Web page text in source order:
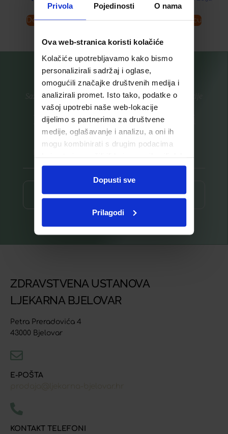
Privola Pojedinosti O nama
Ova web-stranica koristi kolačiće
Kolačiće upotrebljavamo kako bismo
personalizirali sadržaj i oglase,
omogućili značajke društvenih medija i
analizirali promet. Isto tako, podatke o
vašoj upotrebi naše web-lokacije
dijelimo s partnerima za društvene
medije, oglašavanje i analizu, a oni ih
mogu kombinirati s drugim podacima
ste upotrebljavali njihove usluge.
Dopusti sve
Prilagodi
Dodaj u košaricu Dodaj u košaricu
Saznajte prvi za nove proizvode i ekskluzivne promocije
Prijavite se na listu za novosti
Prijava ⟶
ZDRAVSTVENA USTANOVA
LJEKARNA BJELOVAR
Petra Preradovića 4
43000 Bjelovar
E-POŠTA
KONTAKT TELEFONI